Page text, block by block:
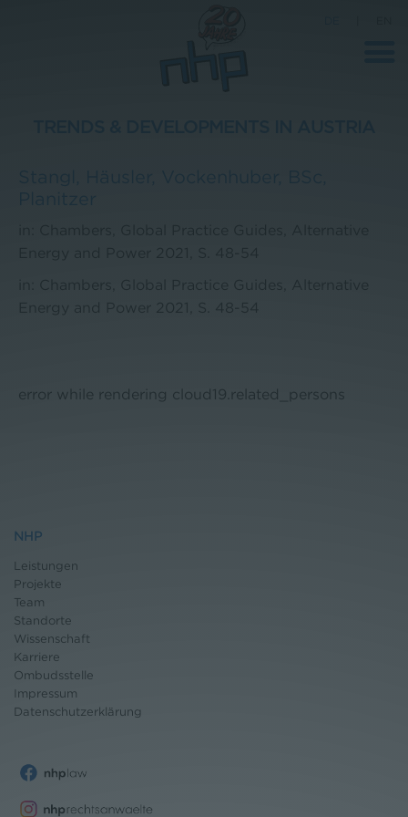
Pressebereich
Energy and Power 2021, S. 48-54
error while rendering cloud19.related_persons
NHP
Leistungen
Projekte
Team
Standorte
Wissenschaft
Karriere
Ombudsstelle
Impressum
Datenschutzerklärung